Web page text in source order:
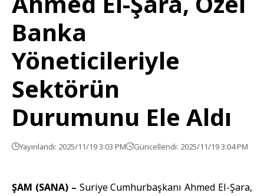
Banka
Yöneticileriyle
Sektörün
Durumunu Ele Aldı
Yayınlandı: 2025/11/19 3:03 PM Güncellendi: 2025/11/19 3:04 PM
ŞAM (SANA) – Suriye CumhurbaşkanıAhmed El-Şara,